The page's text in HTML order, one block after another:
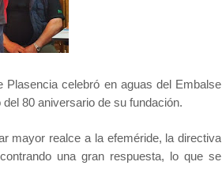
celebró en aguas del Embalse
80 aniversario de su fundación.
mayor realce a la efeméride, la directiva
una gran respuesta, lo que se